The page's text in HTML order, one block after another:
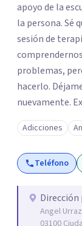
apoyo de la
la persona. Sé
sesión de
problemas,
hacerlo. Déjame acompañarte a encontrarlo
nuevamente.
emociones;
responder a
Reinventarse
construyamos tú y
Aceptación y
y el mundo.
Adicciones
Teléfono
Angel
03100